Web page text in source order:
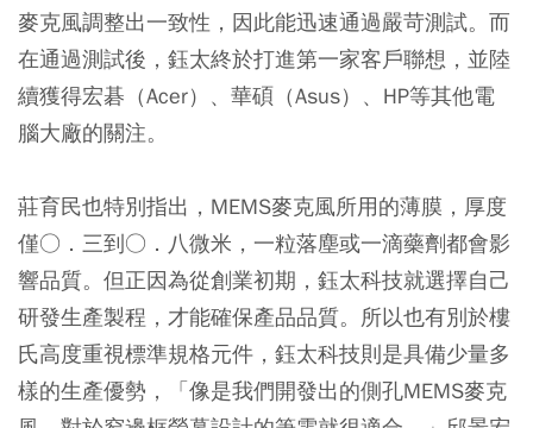
麥克風調整出一致性，因此能迅速通過嚴苛測試。而
在通過測試後，鈺太終於打進第一家客戶聯想，並陸
續獲得宏碁（Acer）、華碩（Asus）、HP等其他電
腦大廠的關注。
莊育民也特別指出，MEMS麥克風所用的薄膜，厚度
僅○．三到○．八微米，一粒落塵或一滴藥劑都會影
響品質。但正因為從創業初期，鈺太科技就選擇自己
研發生產製程，才能確保產品品質。所以也有別於樓
氏高度重視標準規格元件，鈺太科技則是具備少量多
樣的生產優勢，「像是我們開發出的側孔MEMS麥克